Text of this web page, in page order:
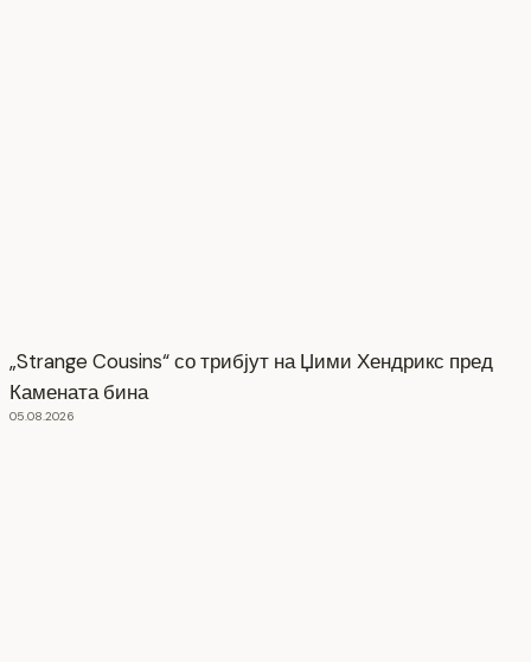
„Strange Cousins“ со трибјут на Џими Хендрикс пред
Камената бина
05.08.2026